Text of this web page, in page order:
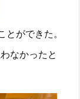
とができた。
なかったと